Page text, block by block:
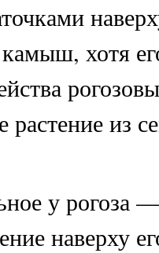
хотя
растение из
у рогоза
наверху